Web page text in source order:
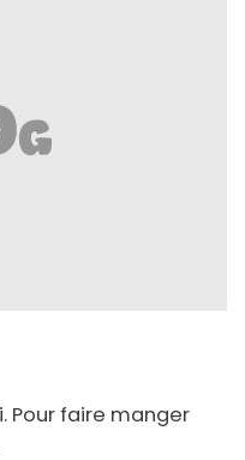
Pour faire manger